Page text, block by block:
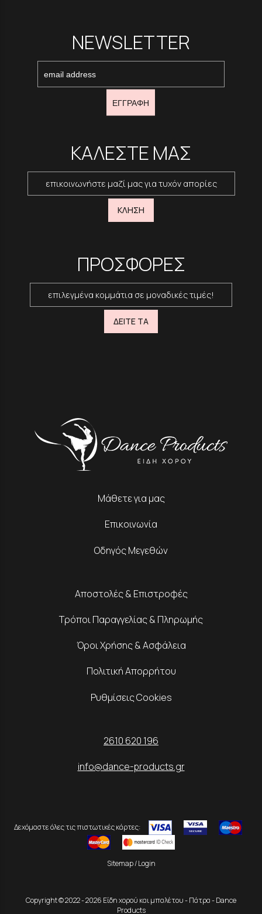
NEWSLETTER
ΕΓΓΡΑΦΗ
ΚΑΛΕΣΤΕ ΜΑΣ
επικοινωνήστε μαζί μας για τυχόν απορίες
ΚΛΗΣΗ
ΠΡΟΣΦΟΡΕΣ
επιλεγμένα κομμάτια σε μοναδικές τιμές!
ΔΕΙΤΕ ΤΑ
Μάθετε για μας
Επικοινωνία
Οδηγός Μεγεθών
Αποστολές & Επιστροφές
Τρόποι Παραγγελίας & Πληρωμής
Όροι Χρήσης & Ασφάλεια
Πολιτική Απορρήτου
Ρυθμίσεις Cookies
2610 620 196
info@dance-products.gr
Δεχόμαστε όλες τις πιστωτικές κάρτες:
Sitemap/Login
Copyright © 2022 - 2026 Είδη χορού και μπαλέτου - Πάτρα - Dance
Products